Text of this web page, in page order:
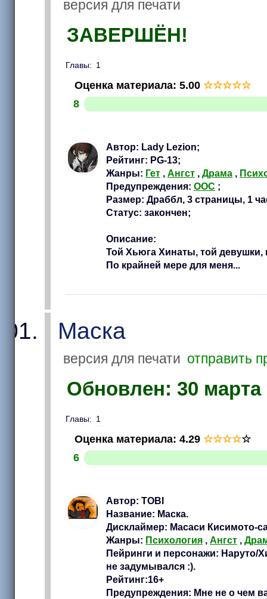
версия для печати
ЗАВЕРШЁН!
Главы: 1
Оценка материала: 5.00 ☆☆☆☆☆
8
Автор: Lady Lezion;
Рейтинг: PG-13;
Жанры: Гет , Ангст , Драма ,
Предупреждения: OOC ;
Размер: Драббл, 3 страницы, 1
Статус: закончен;
Описание:
Той Хьюга Хинаты, той девушки,
По крайней мере для меня...
Маска
версия для печати отправить
Обновлен: 30 марта
Главы: 1
Оценка материала: 4.29 ☆☆☆☆☆
6
Автор: TOBI
Название: Маска.
Дисклаймер: Масаси Кисимото-
Жанры: Психология , Ангст ,
Пейринги и персонажи: Наруто/
не задумывался :).
Рейтинг:16+
Предупреждения: Мне не о чем